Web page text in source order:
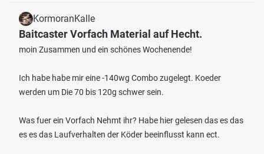
KormoranKalle
Baitcaster Vorfach Material auf Hecht.
moin Zusammen und ein schönes Wochenende!
Ich habe habe mir eine -140wg Combo zugelegt. Koeder
werden um Die 70 bis 120g schwer sein.
Was fuer ein Vorfach Nehmt ihr? Habe hier gelesen das es das
es es das Laufverhalten der Köder beeinflusst kann ect.